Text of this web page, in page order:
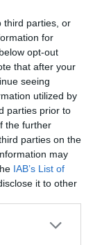
third parties, or
for
opt-out
that after your
seeing
utilized by
parties prior to
the further
parties on the
may
IAB’s List of
it to other
οι
εξετασθεί
είναι
την
Η πιστοποίηση
του αθλητή-
έχοντες